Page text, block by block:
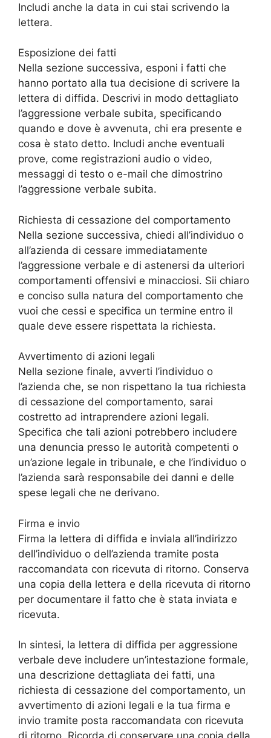
Includi anche la data in cui stai scrivendo la
lettera.
Esposizione dei fatti
Nella sezione successiva, esponi i fatti che
hanno portato alla tua decisione di scrivere la
lettera di diffida. Descrivi in modo dettagliato
l’aggressione verbale subita, specificando
quando e dove è avvenuta, chi era presente e
cosa è stato detto. Includi anche eventuali
prove, come registrazioni audio o video,
messaggi di testo o e-mail che dimostrino
l’aggressione verbale subita.
Richiesta di cessazione del comportamento
Nella sezione successiva, chiedi all’individuo o
all’azienda di cessare immediatamente
l’aggressione verbale e di astenersi da ulteriori
comportamenti offensivi e minacciosi. Sii chiaro
e conciso sulla natura del comportamento che
vuoi che cessi e specifica un termine entro il
quale deve essere rispettata la richiesta.
Avvertimento di azioni legali
Nella sezione finale, avverti l’individuo o
l’azienda che, se non rispettano la tua richiesta
di cessazione del comportamento, sarai
costretto ad intraprendere azioni legali.
Specifica che tali azioni potrebbero includere
una denuncia presso le autorità competenti o
un’azione legale in tribunale, e che l’individuo o
l’azienda sarà responsabile dei danni e delle
spese legali che ne derivano.
Firma e invio
Firma la lettera di diffida e inviala all’indirizzo
dell’individuo o dell’azienda tramite posta
raccomandata con ricevuta di ritorno. Conserva
una copia della lettera e della ricevuta di ritorno
per documentare il fatto che è stata inviata e
ricevuta.
In sintesi, la lettera di diffida per aggressione
verbale deve includere un’intestazione formale,
una descrizione dettagliata dei fatti, una
richiesta di cessazione del comportamento, un
avvertimento di azioni legali e la tua firma e
invio tramite posta raccomandata con ricevuta
di ritorno. Ricorda di conservare una copia della